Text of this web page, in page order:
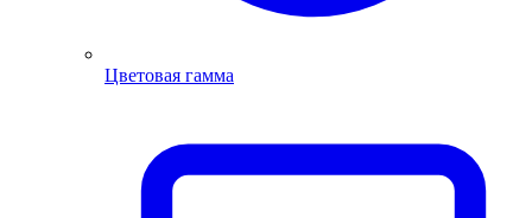
Цветовая гамма